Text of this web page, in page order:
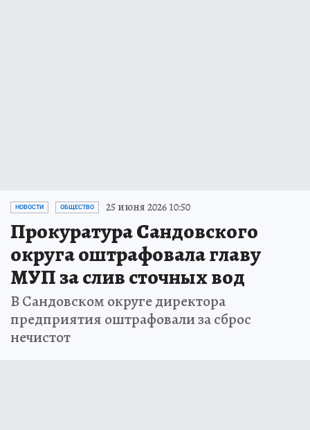
НОВОСТИ ОБЩЕСТВО 25 июня 2026 10:50
Прокуратура Сандовского
округа оштрафовала главу
МУП за слив сточных вод
В Сандовском округе директора
предприятия оштрафовали за сброс
нечистот